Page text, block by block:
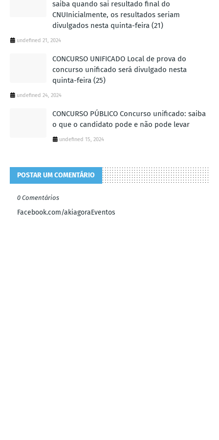
saiba quando sai resultado final do
CNUInicialmente, os resultados seriam
divulgados nesta quinta-feira (21)
undefined 21, 2024
CONCURSO UNIFICADO Local de prova do
concurso unificado será divulgado nesta
quinta-feira (25)
undefined 24, 2024
CONCURSO PÚBLICO Concurso unificado: saiba
o que o candidato pode e não pode levar
undefined 15, 2024
POSTAR UM COMENTÁRIO
0 Comentários
Facebook.com/akiagoraEventos